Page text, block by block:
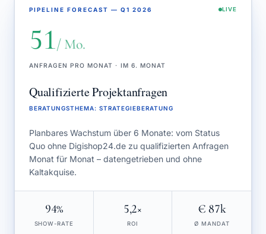
PIPELINE FORECAST — Q1 2026 LIVE
51/ Mo.
ANFRAGEN PRO MONAT · IM 6. MONAT
Qualifizierte Projektanfragen
BERATUNGSTHEMA: STRATEGIEBERATUNG
Planbares Wachstum über 6 Monate: vom Status
Quo ohne Digishop24.de zu qualifizierten Anfragen
Monat für Monat – datengetrieben und ohne
Kaltakquise.
94%
SHOW-RATE
5,2×
ROI
€ 87k
Ø MANDAT